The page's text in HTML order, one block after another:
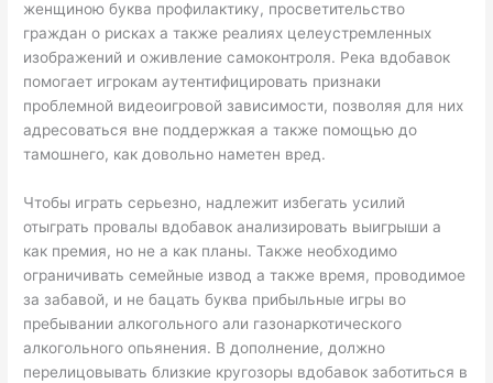
женщиною ​​буква профилактику, просветительство
граждан о рисках а также реалиях целеустремленных
изображений и оживление самоконтроля. Река вдобавок
помогает игрокам аутентифицировать признаки
проблемной видеоигровой зависимости, позволяя для них
адресоваться вне поддержкая а также помощью до
тамошнего, как довольно наметен вред.
Чтобы играть серьезно, надлежит избегать усилий
отыграть провалы вдобавок анализировать выигрыши а
как премия, но не а как планы. Также необходимо
ограничивать семейные извод а также время, проводимое
за забавой, и не бацать буква прибыльные игры во
пребывании алкогольного али газонаркотического
алкогольного опьянения. В дополнение, должно
перелицовывать близкие кругозоры вдобавок заботиться в